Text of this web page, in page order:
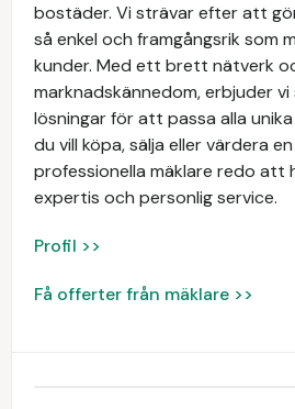
bostäder. Vi strävar efter att
så enkel och framgångsrik som
kunder. Med ett brett nätverk
marknadskännedom, erbjuder
lösningar för att passa alla
du vill köpa, sälja eller värdera
professionella mäklare redo att
expertis och personlig service.
Profil >>
Få offerter från mäklare >>